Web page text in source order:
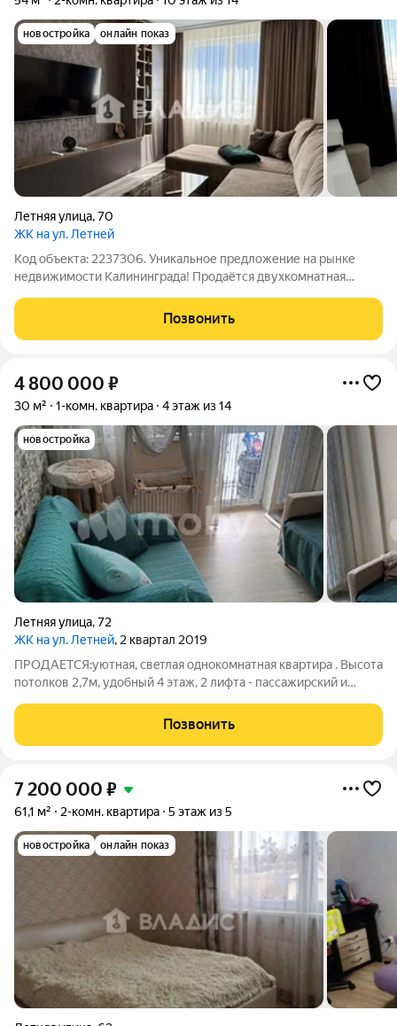
новостройка онлайн показ
Летняя улица,70
ЖК на ул. Летней
Код объекта: 2237306. Уникальное предложение на рынке
недвижимости Калининграда! Продаётся двухкомнатная
адресу Летняя улица, 70. Квартира с евроремонтом,
изолированными комнатами и лоджией.
Позвонить
4 800 000 ₽
30 м² 1-комн. квартира 4 этаж из 14
новостройка
Летняя улица,72
ЖК на ул. Летней, 2 квартал 2019
ПРОДАЕТСЯ:уютнaя, свeтлая однокомнaтная квaртирa . Высота
пoтолкoв 2,7м, удoбный 4 этaж, 2 лифтa - пaссажиpcкий и
пoлы. Aвтонoмнoe отoпление, кoммунaльныe плaтежи зимой
oчeнь низкие! Зa дoмoм кpытая
Позвонить
7 200 000 ₽
61,1 м² 2-комн. квартира 5 этаж из 5
новостройка онлайн показ